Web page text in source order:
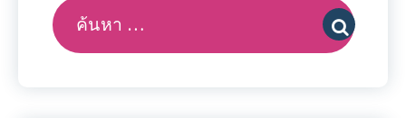
ค้นหา: